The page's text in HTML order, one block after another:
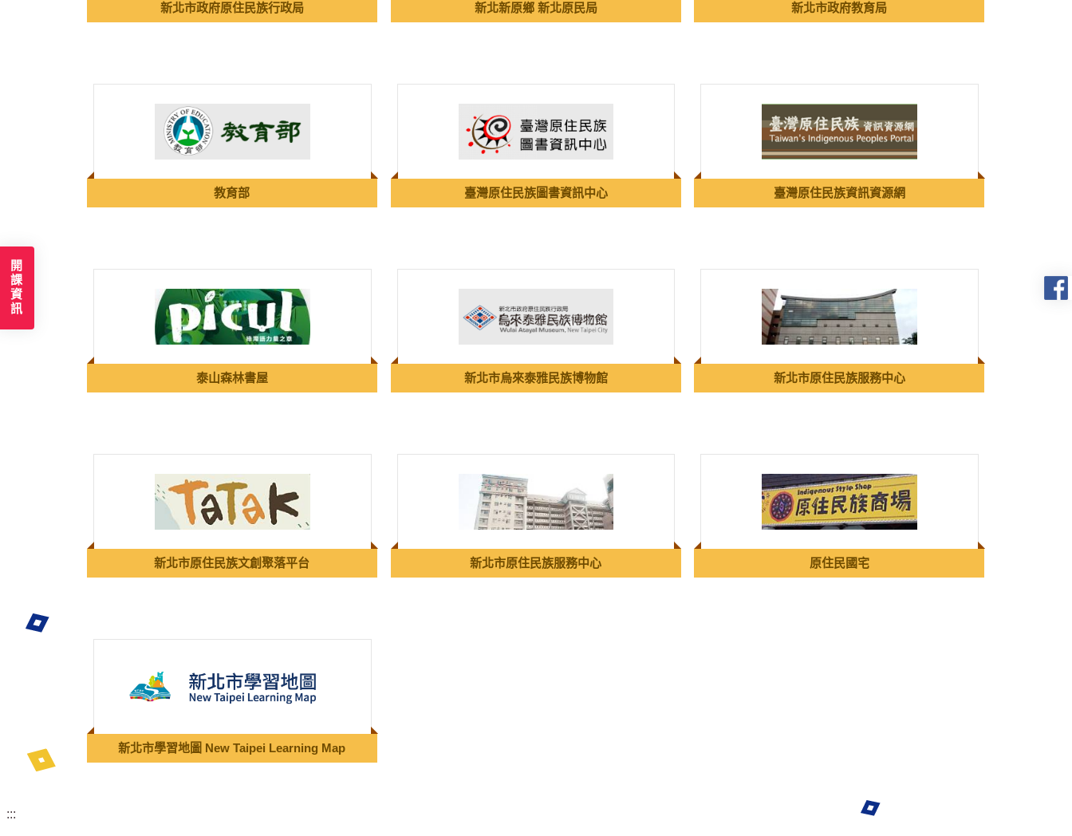
開課資訊
新北市政府原住民族行政局 新北新原鄉 新北原民局 新北市政府教育局
教育部 臺灣原住民族圖書資訊中心 臺灣原住民族資訊資源網
泰山森林書屋 新北市烏來泰雅民族博物館 新北市原住民族服務中心
新北市原住民族文創聚落平台 新北市原住民族服務中心 原住民國宅
新北市學習地圖 New Taipei Learning Map
:::